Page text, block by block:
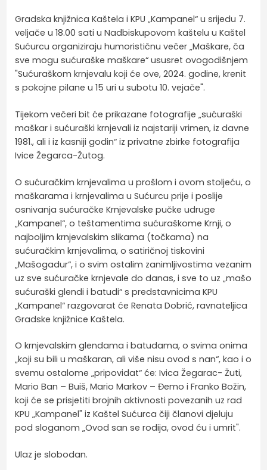
Gradska knjižnica Kaštela i KPU „Kampanel“ u srijedu 7.
veljače u 18.00 sati u Nadbiskupovom kaštelu u Kaštel
Sućurcu organiziraju humorističnu večer „Maškare, ča
sve mogu sućuraške maškare“ ususret ovogodišnjem
"Sućuraškom krnjevalu koji će ove, 2024. godine, krenit
s pokojne pilane u 15 uri u subotu 10. vejače".
Tijekom večeri bit će prikazane fotografije „sućuraški
maškar i sućuraški krnjevali iz najstariji vrimen, iz davne
1981., ali i iz kasniji godin“ iz privatne zbirke fotografija
Ivice Žegarca-Žutog.
O sućuračkim krnjevalima u prošlom i ovom stoljeću, o
maškarama i krnjevalima u Sućurcu prije i poslije
osnivanja sućuračke Krnjevalske pučke udruge
„Kampanel“, o teštamentima sućuraškome Krnji, o
najboljim krnjevalskim slikama (točkama) na
sućuračkim krnjevalima, o satiričnoj tiskovini
„Mašogadur“, i o svim ostalim zanimljivostima vezanim
uz sve sućuračke krnjevale do danas, i sve to uz „mašo
sućuraški glendi i batudi“ s predstavnicima KPU
„Kampanel“ razgovarat će Renata Dobrić, ravnateljica
Gradske knjižnice Kaštela.
O krnjevalskim glendama i batudama, o svima onima
„koji su bili u maškaran, ali više nisu ovod s nan“, kao i o
svemu ostalome „pripovidat“ će: Ivica Žegarac- Žuti,
Mario Ban – Buiš, Mario Markov – Đemo i Franko Božin,
koji će se prisjetiti brojnih aktivnosti povezanih uz rad
KPU „Kampanel" iz Kaštel Sućurca čiji članovi djeluju
pod sloganom „Ovod san se rodija, ovod ću i umrit".
Ulaz je slobodan.